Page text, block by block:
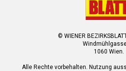
© WIENER
1060 Wien.
Alle Rechte vorbehalten. Nutzung